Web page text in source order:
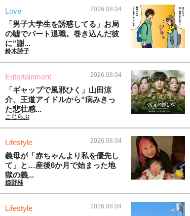
Love 2026.08.04
「男子大学生を誘惑してる」お局
の嘘でパート退職。巻き込んだ彼
に“謝...
鈴木詩子
Entertainment 2026.08.04
「ギャップで風邪ひく」山田涼
介、王道アイドルから“病みきっ
た悲壮感...
こじらぶ
Lifestyle 2026.08.04
義母が「赤ちゃんより私を優先し
て」と…産後6か月で始まった地
獄の義...
姫野桂
Lifestyle 2026.08.04